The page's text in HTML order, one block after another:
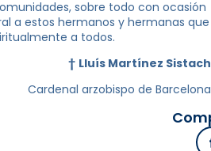
sobre todo con ocasión
a estos hermanos y hermanas que
a todos.
† Lluís Martínez Sistach
Cardenal arzobispo de Barcelona